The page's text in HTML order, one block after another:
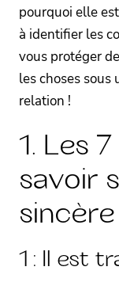
pourquoi elle
à identifier les
vous protéger
les choses
relation !
1. Les
savoir
sincère
1 : Il est